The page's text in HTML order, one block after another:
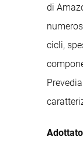
di
cicli,